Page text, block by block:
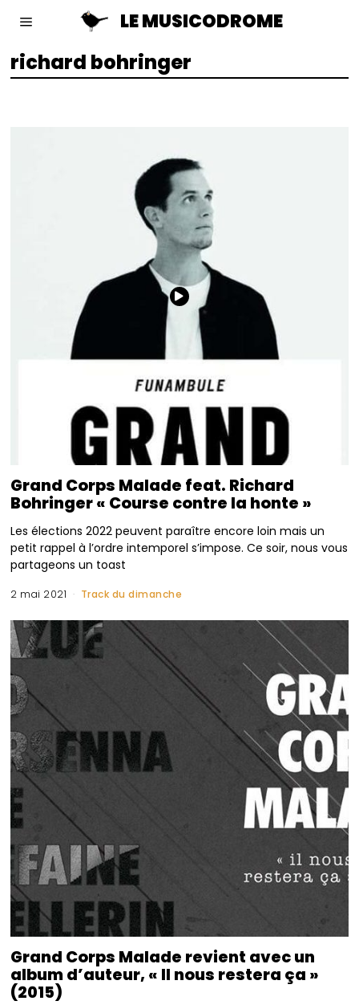
LE MUSICODROME
richard bohringer
Grand Corps Malade feat. Richard
Bohringer « Course contre la honte »
Les élections 2022 peuvent paraître encore loin mais un
petit rappel à l’ordre intemporel s’impose. Ce soir, nous vous
partageons un toast
2 mai 2021 Track du dimanche
Grand Corps Malade revient avec un
album d’auteur, « Il nous restera ça »
(2015)